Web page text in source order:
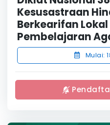
Kesusastraan
Berkearifan
Pembelajaran
Mulai: